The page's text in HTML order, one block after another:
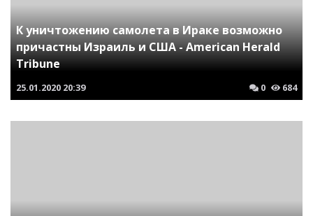
К уничтожению самолета в Ираке возможно
причастны Израиль и США - American Herald
Tribune
25.01.2020 20:39 0 684